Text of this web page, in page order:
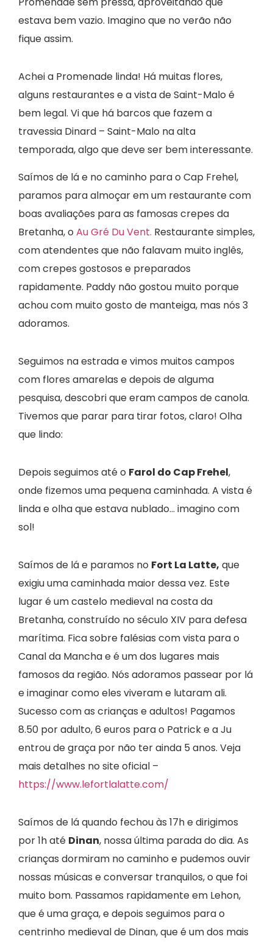
estava bem vazio. Imagino que no verão não
fique assim.
Achei a Promenade linda! Há muitas flores,
alguns restaurantes e a vista de Saint-Malo é
bem legal. Vi que há barcos que fazem a
travessia Dinard – Saint-Malo na alta
temporada, algo que deve ser bem interessante.
Saímos de lá e no caminho para o Cap Frehel,
paramos para almoçar em um restaurante com
boas avaliações para as famosas crepes da
Bretanha, o Au Gré Du Vent. Restaurante simples,
com atendentes que não falavam muito inglês,
com crepes gostosos e preparados
rapidamente. Paddy não gostou muito porque
achou com muito gosto de manteiga, mas nós 3
adoramos.
Seguimos na estrada e vimos muitos campos
com flores amarelas e depois de alguma
pesquisa, descobri que eram campos de canola.
Tivemos que parar para tirar fotos, claro! Olha
que lindo:
Depois seguimos até o Farol do Cap Frehel,
onde fizemos uma pequena caminhada. A vista é
linda e olha que estava nublado… imagino com
sol!
Saímos de lá e paramos no Fort La Latte, que
exigiu uma caminhada maior dessa vez. Este
lugar é um castelo medieval na costa da
Bretanha, construído no século XIV para defesa
marítima. Fica sobre falésias com vista para o
Canal da Mancha e é um dos lugares mais
famosos da região. Nós adoramos passear por lá
e imaginar como eles viveram e lutaram ali.
Sucesso com as crianças e adultos! Pagamos
8.50 por adulto, 6 euros para o Patrick e a Ju
entrou de graça por não ter ainda 5 anos. Veja
mais detalhes no site oficial –
https://www.lefortlalatte.com/
Saímos de lá quando fechou às 17h e dirigimos
por 1h até Dinan, nossa última parada do dia. As
crianças dormiram no caminho e pudemos ouvir
nossas músicas e conversar tranquilos, o que foi
muito bom. Passamos rapidamente em Lehon,
que é uma graça, e depois seguimos para o
centrinho medieval de Dinan, que é um dos mais